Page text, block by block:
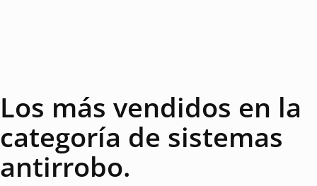
Los más vendidos en la
categoría de sistemas
antirrobo.